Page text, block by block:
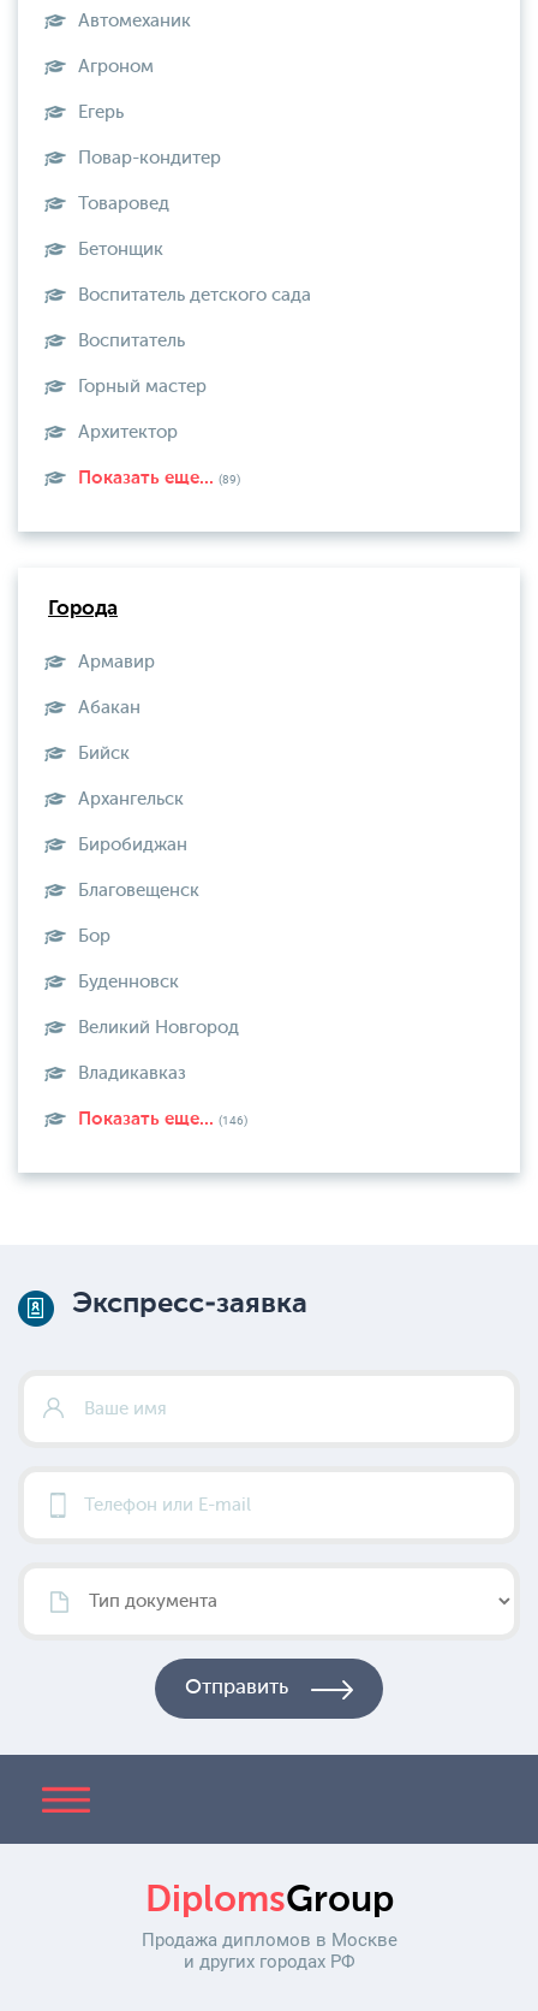
Автомеханик
Агроном
Егерь
Повар-кондитер
Товаровед
Бетонщик
Воспитатель детского сада
Воспитатель
Горный мастер
Архитектор
Показать еще... (89)
Города
Армавир
Абакан
Бийск
Архангельск
Биробиджан
Благовещенск
Бор
Буденновск
Великий Новгород
Владикавказ
Показать еще... (146)
Экспресс-заявка
DiplomsGroup
Продажа дипломов в Москве
и других городах РФ